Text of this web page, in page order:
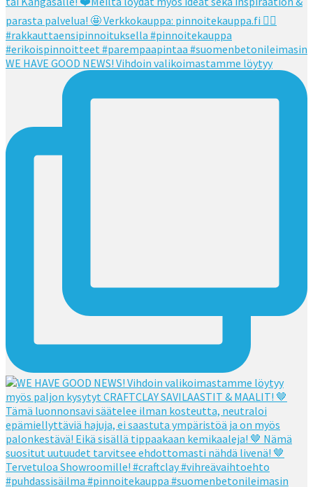
WE HAVE GOOD NEWS! Vihdoin valikoimastamme löytyy